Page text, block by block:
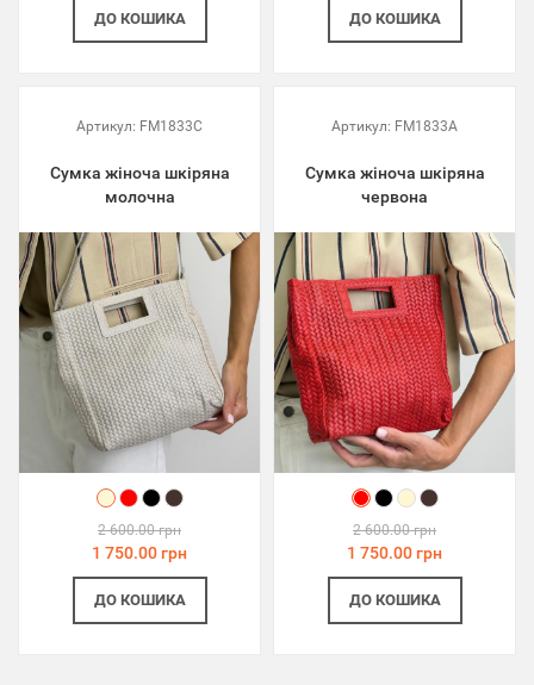
ДО КОШИКА ДО КОШИКА
Артикул: FM1833C
Сумка жіноча шкіряна
молочна
2 600.00 грн
1 750.00 грн
ДО КОШИКА
Артикул: FM1833A
Сумка жіноча шкіряна
червона
2 600.00 грн
1 750.00 грн
ДО КОШИКА